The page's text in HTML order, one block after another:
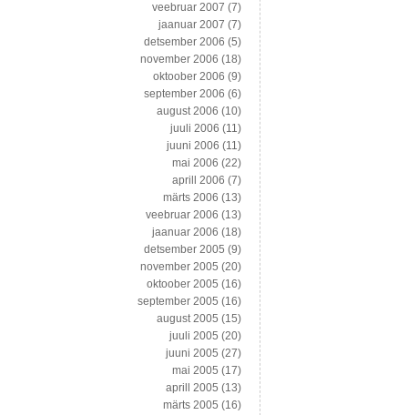
veebruar 2007 (7)
jaanuar 2007 (7)
detsember 2006 (5)
november 2006 (18)
oktoober 2006 (9)
september 2006 (6)
august 2006 (10)
juuli 2006 (11)
juuni 2006 (11)
mai 2006 (22)
aprill 2006 (7)
märts 2006 (13)
veebruar 2006 (13)
jaanuar 2006 (18)
detsember 2005 (9)
november 2005 (20)
oktoober 2005 (16)
september 2005 (16)
august 2005 (15)
juuli 2005 (20)
juuni 2005 (27)
mai 2005 (17)
aprill 2005 (13)
märts 2005 (16)